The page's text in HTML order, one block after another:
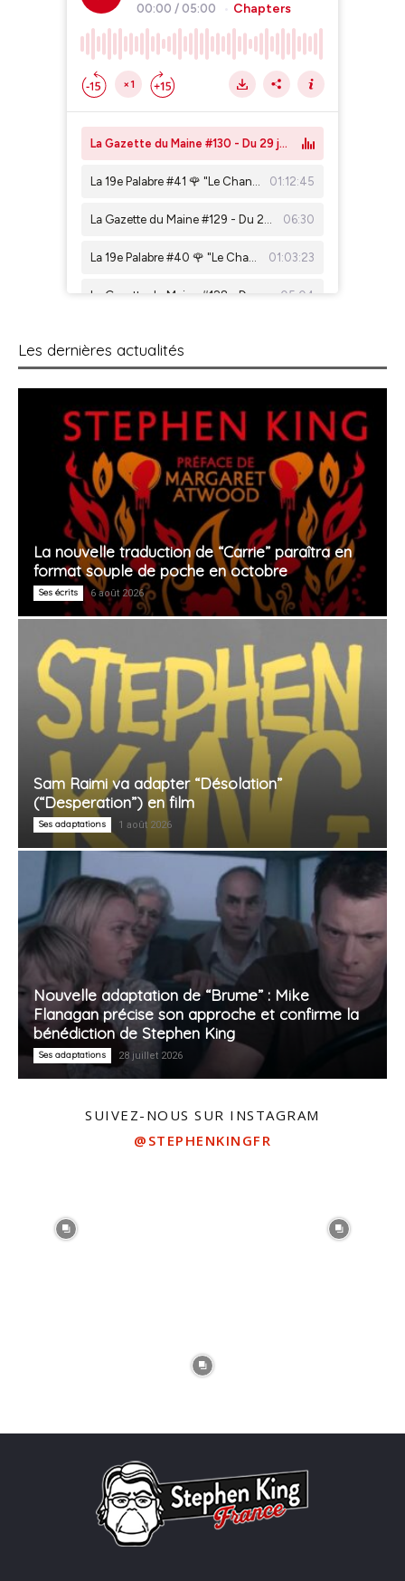
Les dernières actualités
La nouvelle traduction de “Carrie” paraîtra en
format souple de poche en octobre
Ses écrits 6 août 2026
Sam Raimi va adapter “Désolation”
(“Desperation”) en film
Ses adaptations 1 août 2026
Nouvelle adaptation de “Brume” : Mike
Flanagan précise son approche et confirme la
bénédiction de Stephen King
Ses adaptations 28 juillet 2026
SUIVEZ-NOUS SUR INSTAGRAM
@STEPHENKINGFR